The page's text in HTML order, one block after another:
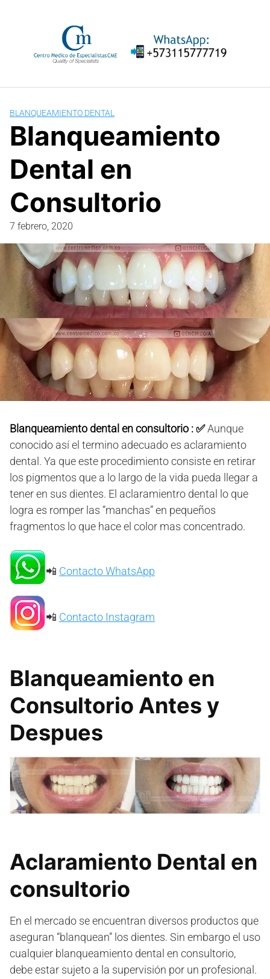
BLANQUEAMIENTO DENTAL
Blanqueamiento
Dental en
Consultorio
7 febrero, 2020
Blanqueamiento dental en consultorio : ✅Aunque
conocido así el termino adecuado es aclaramiento
dental. Ya que este procedimiento consiste en retirar
los pigmentos que a lo largo de la vida pueda llegar a
tener en sus dientes. El aclaramientro dental lo que
logra es romper las “manchas” en pequeños
fragmentos lo que hace el color mas concentrado.
📲 Contacto WhatsApp
📲 Contacto Instagram
Blanqueamiento en
Consultorio Antes y
Despues
Aclaramiento Dental en
consultorio
En el mercado se encuentran diversos productos que
aseguran “blanquean” los dientes. Sin embargo el uso
cualquier blanqueamiento dental en consultorio,
debe estar sujeto a la supervisión por un profesional.